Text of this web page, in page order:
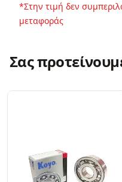
*Στην τιμή δεν
μεταφοράς
Σας